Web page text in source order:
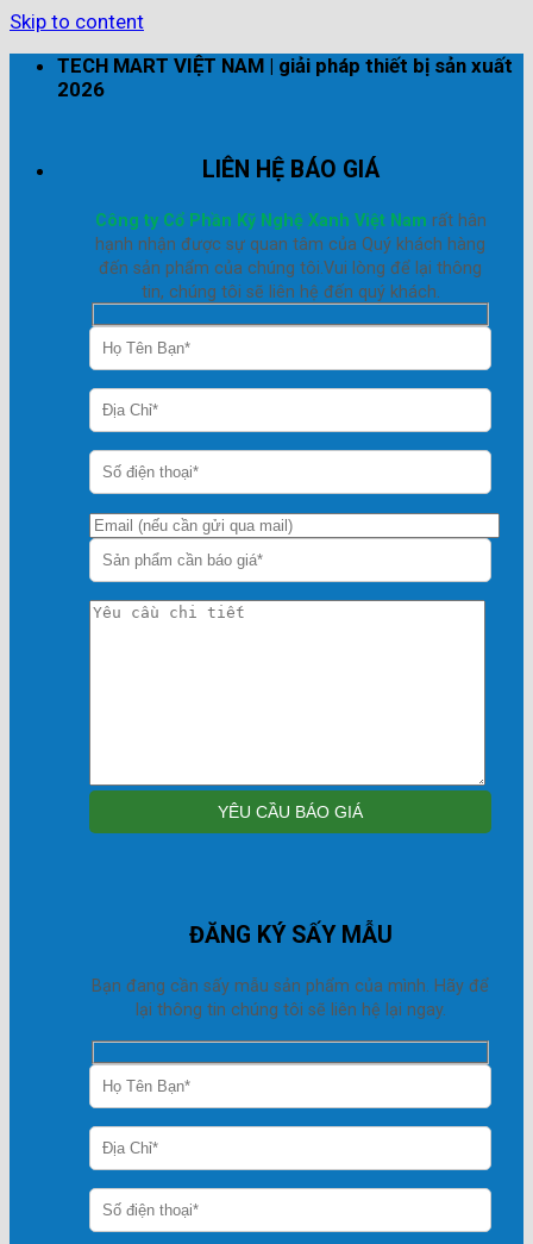
Skip to content
TECH MART VIỆT NAM | giải pháp thiết bị sản xuất
2026
LIÊN HỆ BÁO GIÁ
Công ty Cổ Phần Kỹ Nghệ Xanh Việt Nam rất hân
hạnh nhận được sự quan tâm của Quý khách hàng
đến sản phẩm của chúng tôi.Vui lòng để lại thông
tin, chúng tôi sẽ liên hệ đến quý khách.
ĐĂNG KÝ SẤY MẪU
Bạn đang cần sấy mẫu sản phẩm của mình. Hãy để
lại thông tin chúng tôi sẽ liên hệ lại ngay.